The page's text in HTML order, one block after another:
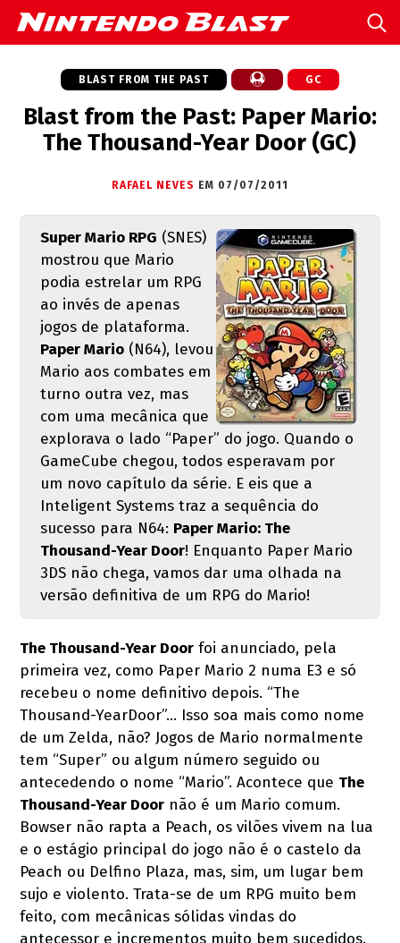
BLAST FROM THE PAST GC
Blast from the Past: Paper Mario:
The Thousand-Year Door (GC)
RAFAEL NEVES EM 07/07/2011
Super Mario RPG (SNES)
mostrou que Mario
podia estrelar um RPG
ao invés de apenas
jogos de plataforma.
Paper Mario(N64), levou
Mario aos combates em
turno outra vez, mas
com uma mecânica que
explorava o lado “Paper” do jogo. Quando o
GameCube chegou, todos esperavam por
um novo capítulo da série. E eis que a
Inteligent Systems traz a sequência do
sucesso para N64: Paper Mario: The
Thousand-Year Door! Enquanto Paper Mario
3DS não chega, vamos dar uma olhada na
versão definitiva de um RPG do Mario!
The Thousand-Year Door foi anunciado, pela
primeira vez, como Paper Mario 2 numa E3 e só
recebeu o nome definitivo depois. “The
Thousand-YearDoor”… Isso soa mais como nome
de um Zelda, não? Jogos de Mario normalmente
tem “Super” ou algum número seguido ou
antecedendo o nome “Mario”. Acontece que The
Thousand-Year Door não é um Mario comum.
Bowser não rapta a Peach, os vilões vivem na lua
e o estágio principal do jogo não é o castelo da
Peach ou Delfino Plaza, mas, sim, um lugar bem
sujo e violento. Trata-se de um RPG muito bem
feito, com mecânicas sólidas vindas do
antecessor e incrementos muito bem sucedidos.